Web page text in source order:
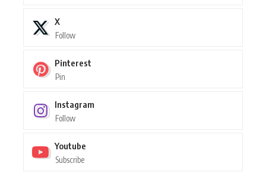
X
Follow
Pinterest
Pin
Instagram
Follow
Youtube
Subscribe